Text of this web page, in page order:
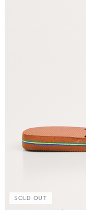
SOLD OUT